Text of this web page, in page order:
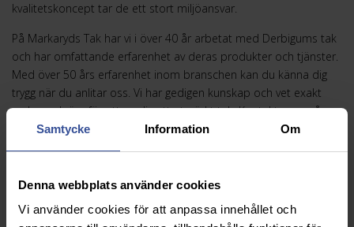
Samtycke Information Om
Denna webbplats använder cookies
Vi använder cookies för att anpassa innehållet och
kvalitetskoncept tar de ett stort miljöansvar.
På Markaryds Tak har vi i över 40 år arbetat med Derbigums tak
och har omfattande erfarenhet av deras produkter och tjänster.
Med över 50 års erfarenhet inom branschen kan du känna dig
trygg när du anlitar oss. Vi har gedigen kunskap och vet exakt
vad som krävs föratt ge dig ett utmärkt tak. Kontakta oss så
hjälper vi dig att hitta rätt typ av tak för din fastighet,
skräddarsytt efter dina behov.